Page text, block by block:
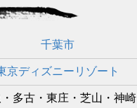
千葉市
京ディズニーリゾート
多古・東庄・芝山・神崎